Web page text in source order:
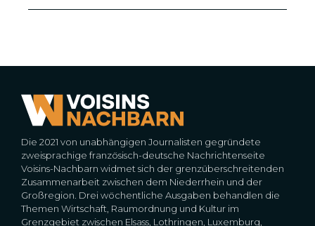
Die 2021 von unabhängigen Journalisten gegründete
zweisprachige französisch-deutsche Nachrichtenseite
Voisins-Nachbarn widmet sich der grenzüberschreitenden
Zusammenarbeit zwischen dem Niederrhein und der
Großregion. Drei wöchentliche Ausgaben behandlen die
Themen Wirtschaft, Raumordnung und Kultur im
Grenzgebiet zwischen Elsass, Lothringen, Luxemburg,